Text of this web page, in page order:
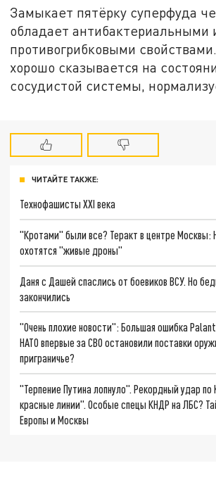
Замыкает пятёрку суперфуда
обладает антибактериальными
противогрибковыми
хорошо сказывается на
сосудистой системы,
ЧИТАЙТЕ ТАКЖЕ:
Технофашисты XXI века
"Кротами" были все? Теракт в центре Москвы:
охотятся "живые дроны"
Даня с Дашей спаслись от боевиков ВСУ. Но
закончились
"Очень плохие новости": Большая ошибка
НАТО впервые за СВО остановили поставки
приграничье?
"Терпение Путина лопнуло". Рекордный удар по
красные линии". Особые спецы КНДР на ЛБС?
Европы и Москвы